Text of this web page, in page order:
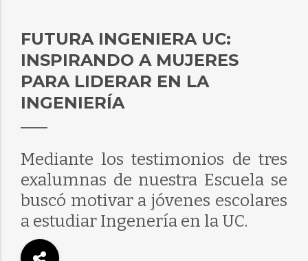
FUTURA INGENIERA UC:
INSPIRANDO A MUJERES
PARA LIDERAR EN LA
INGENIERÍA
Mediante los testimonios de tres
exalumnas de nuestra Escuela se
buscó motivar a jóvenes escolares
a estudiar Ingenería en la UC.